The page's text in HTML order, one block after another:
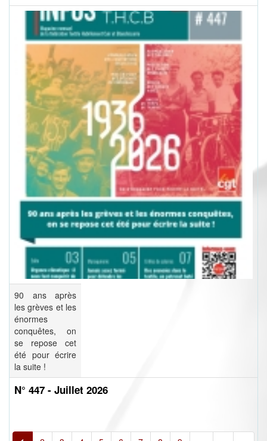
90 ans après
les grèves et les
énormes
conquêtes, on
se repose cet
été pour écrire
la suite !
N° 447 - Juillet 2026